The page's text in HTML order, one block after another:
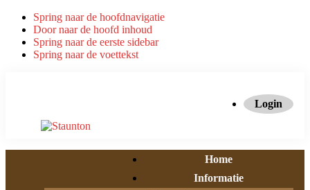
Spring naar de hoofdnavigatie
Door naar de hoofd inhoud
Spring naar de eerste sidebar
Spring naar de voettekst
Login
Home
Informatie